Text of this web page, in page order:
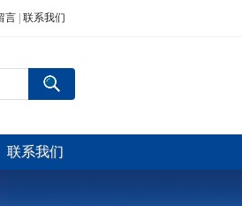
言 联系我们
联系我们